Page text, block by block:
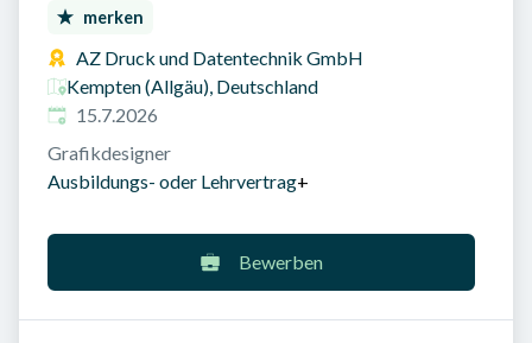
merken
AZ Druck und Datentechnik GmbH
Kempten (Allgäu), Deutschland
Veröffentlicht am
15.7.2026
Grafikdesigner
Ausbildungs- oder Lehrvertrag+
Bewerben